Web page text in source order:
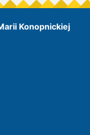
Konopnickiej